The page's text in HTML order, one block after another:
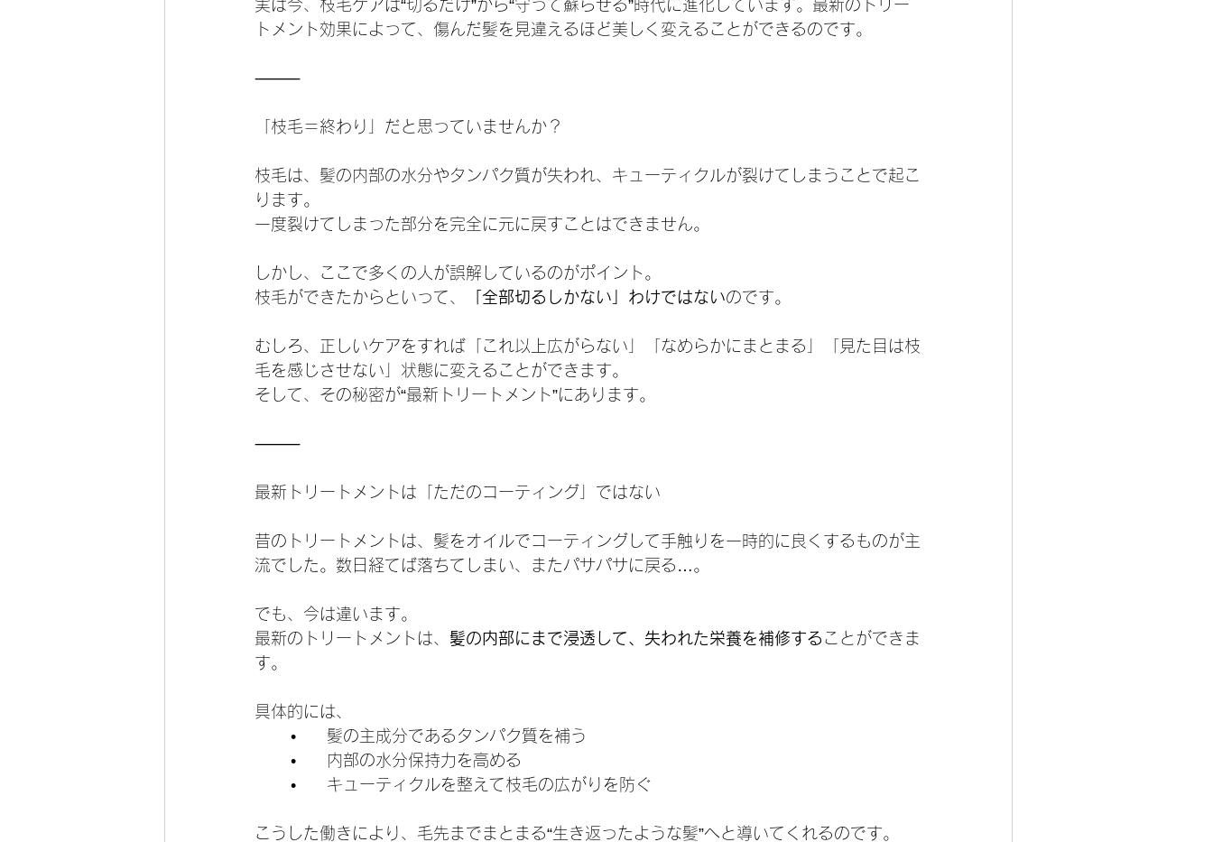
実は今、枝毛ケアは“切るだけ”から“守って蘇らせる”時代に進化しています。最新のトリー
トメント効果によって、傷んだ髪を見違えるほど美しく変えることができるのです。
⸻
「枝毛＝終わり」だと思っていませんか？
枝毛は、髪の内部の水分やタンパク質が失われ、キューティクルが裂けてしまうことで起こ
ります。
一度裂けてしまった部分を完全に元に戻すことはできません。
しかし、ここで多くの人が誤解しているのがポイント。
枝毛ができたからといって、
「全部切るしかない」わけではないのです。
むしろ、正しいケアをすれば「これ以上広がらない」「なめらかにまとまる」「見た目は枝
毛を感じさせない」状態に変えることができます。
そして、その秘密が“最新トリートメント”にあります。
⸻
最新トリートメントは「ただのコーティング」ではない
昔のトリートメントは、髪をオイルでコーティングして手触りを一時的に良くするものが主
流でした。数日経てば落ちてしまい、またパサパサに戻る…。
でも、今は違います。
最新のトリートメントは、 髪の内部にまで浸透して、失われた栄養を補修する ことができま
す。
具体的には、
	•	髪の主成分であるタンパク質を補う
	•	内部の水分保持力を高める
	•	キューティクルを整えて枝毛の広がりを防ぐ
こうした働きにより、毛先までまとまる“生き返ったような髪”へと導いてくれるのです。